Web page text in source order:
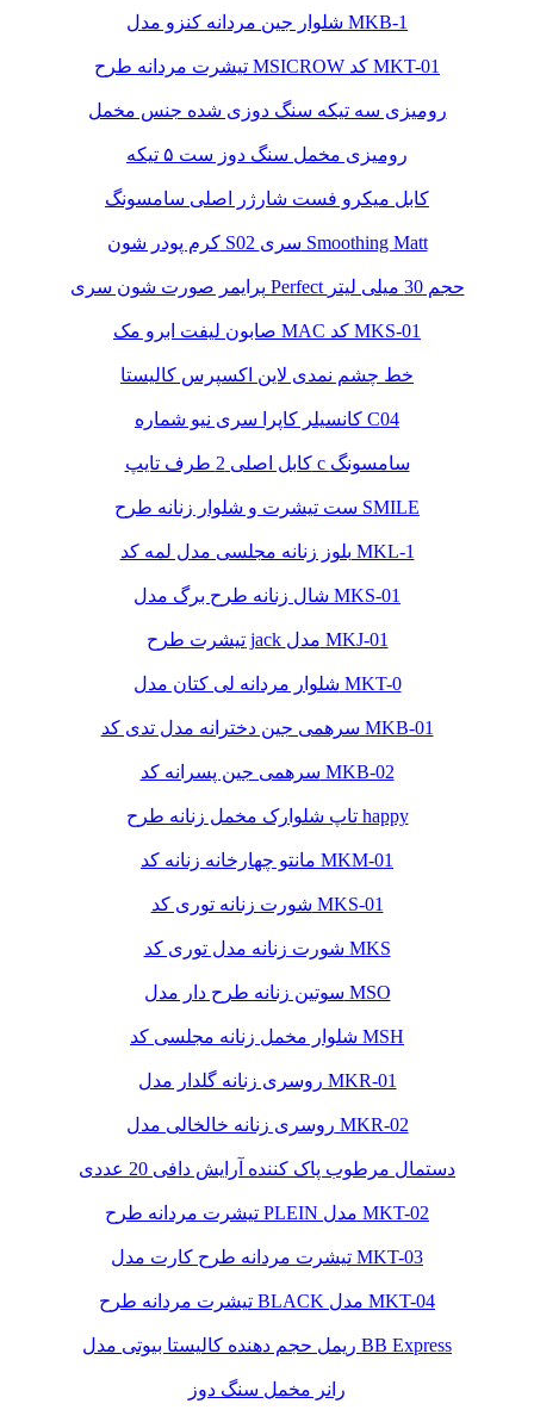
شلوار جین مردانه کنزو مدل MKB-1
تیشرت مردانه طرح MSICROW کد MKT-01
رومیزی سه تیکه سنگ دوزی شده جنس مخمل
رومیزی مخمل سنگ دوز ست ۵ تیکه
کابل میکرو فست شارژر اصلی سامسونگ
کرم پودر شون S02 سری Smoothing Matt
پرایمر صورت شون سری Perfect حجم 30 میلی لیتر
صابون لیفت ابرو مک MAC کد MKS-01
خط چشم نمدی لاین اکسپرس کالیستا
کانسیلر کاپرا سری نیو شماره C04
کابل اصلی 2 طرف تایپ c سامسونگ
ست تیشرت و شلوار زنانه طرح SMILE
بلوز زنانه مجلسی مدل لمه کد MKL-1
شال زنانه طرح برگ مدل MKS-01
تیشرت طرح jack مدل MKJ-01
شلوار مردانه لی کتان مدل MKT-0
سرهمی جین دخترانه مدل تدی کد MKB-01
سرهمی جین پسرانه کد MKB-02
تاپ شلوارک مخمل زنانه طرح happy
مانتو چهارخانه زنانه کد MKM-01
شورت زنانه توری کد MKS-01
شورت زنانه مدل توری کد MKS
سوتین زنانه طرح دار مدل MSO
شلوار مخمل زنانه مجلسی کد MSH
روسری زنانه گلدار مدل MKR-01
روسری زنانه خالخالی مدل MKR-02
دستمال مرطوب پاک کننده آرایش دافی 20 عددی
تیشرت مردانه طرح PLEIN مدل MKT-02
تیشرت مردانه طرح کارت مدل MKT-03
تیشرت مردانه طرح BLACK مدل MKT-04
ریمل حجم دهنده کالیستا بیوتی مدل BB Express
رانر مخمل سنگ دوز